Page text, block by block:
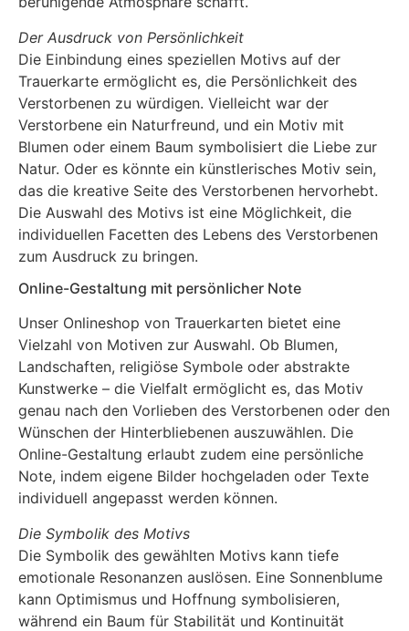
Der Ausdruck von Persönlichkeit
Die Einbindung eines speziellen Motivs auf der
Trauerkarte ermöglicht es, die Persönlichkeit des
Verstorbenen zu würdigen. Vielleicht war der
Verstorbene ein Naturfreund, und ein Motiv mit
Blumen oder einem Baum symbolisiert die Liebe zur
Natur. Oder es könnte ein künstlerisches Motiv sein,
das die kreative Seite des Verstorbenen hervorhebt.
Die Auswahl des Motivs ist eine Möglichkeit, die
individuellen Facetten des Lebens des Verstorbenen
zum Ausdruck zu bringen.
Online-Gestaltung mit persönlicher Note
Unser Onlineshop von Trauerkarten bietet eine
Vielzahl von Motiven zur Auswahl. Ob Blumen,
Landschaften, religiöse Symbole oder abstrakte
Kunstwerke – die Vielfalt ermöglicht es, das Motiv
genau nach den Vorlieben des Verstorbenen oder den
Wünschen der Hinterbliebenen auszuwählen. Die
Online-Gestaltung erlaubt zudem eine persönliche
Note, indem eigene Bilder hochgeladen oder Texte
individuell angepasst werden können.
Die Symbolik des Motivs
Die Symbolik des gewählten Motivs kann tiefe
emotionale Resonanzen auslösen. Eine Sonnenblume
kann Optimismus und Hoffnung symbolisieren,
während ein Baum für Stabilität und Kontinuität